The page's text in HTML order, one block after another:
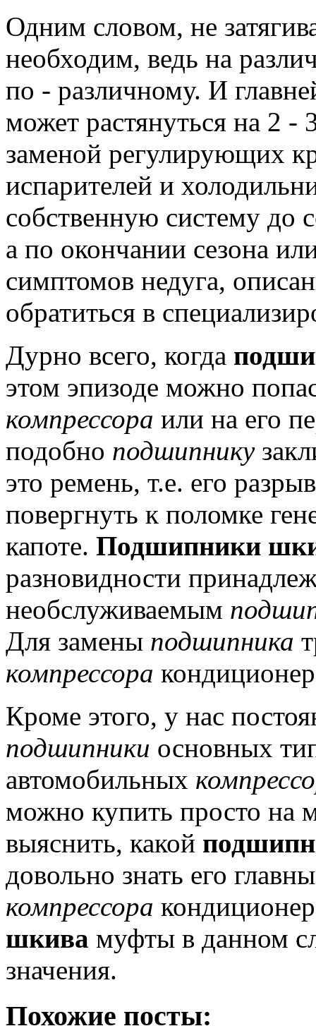
Одним словом, не
необходим, ведь на
по - различному. И
может растянуться на 2 -
заменой регулирующих
испарителей и
собственную систему до
а по окончании сезона
симптомов недуга,
обратиться в
Дурно всего, когда
этом эпизоде можно
компрессора или на его
подобно подшипнику
это ремень, т.е. его
повергнуть к поломке
капоте. Подшипники
разновидности
необслуживаемым
Для замены подшипника
компрессора
Кроме этого, у нас
подшипники основных
автомобильных
можно купить просто на
выяснить, какой
довольно знать его
компрессора
шкива муфты в данном
значения.
Похожие посты: